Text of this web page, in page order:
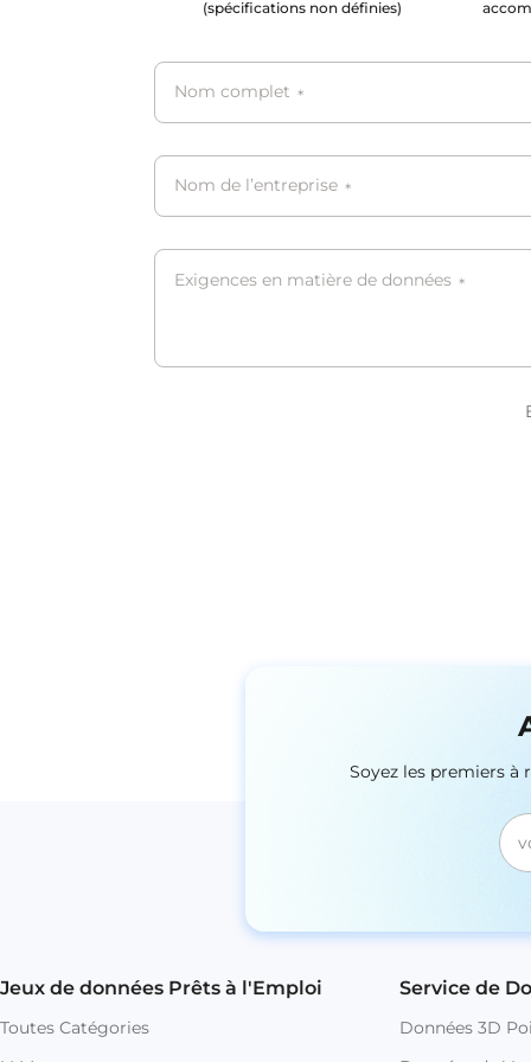
(spécifications non définies)
Nom complet *
Nom de l’entreprise *
Exigences en matière de données *
Soyez les premiers à
Jeux de données Prêts à l'Emploi
Toutes Catégories
Service de
Données 3D